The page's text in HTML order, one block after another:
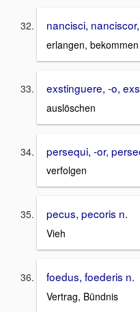
nancisci,
erlangen, bekommen
exstinguere, -o,
auslöschen
persequi, -or,
verfolgen
pecus, pecoris n.
Vieh
foedus, foederis n.
Vertrag, Bündnis